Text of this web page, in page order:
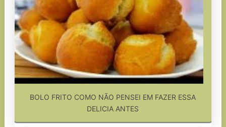
BOLO FRITO COMO NÃO PENSEI EM FAZER ESSA
DELICIA ANTES